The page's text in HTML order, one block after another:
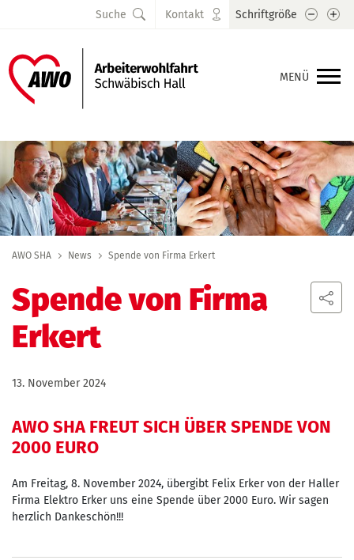
MENÜ
Suche Kontakt Schriftgröße Schrift
AWO SHA News Spende von Firma Erkert
Spende von Firma
Erkert
13. November 2024
AWO SHA FREUT SICH ÜBER SPENDE VON
2000 EURO
Am Freitag, 8. November 2024, übergibt Felix Erker von der Haller
Firma Elektro Erker uns eine Spende über 2000 Euro. Wir sagen
herzlich Dankeschön!!!